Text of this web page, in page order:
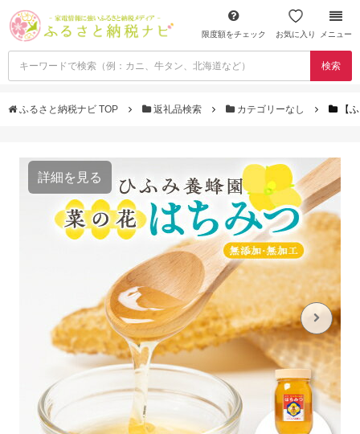
限度額をチェック お気に入り メニュー
検索
ふるさと納税ナビ TOP 返礼品検索 カテゴリーなし 【
詳細を見る